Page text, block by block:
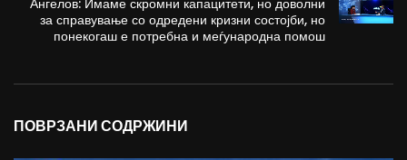
Ангелов: Имаме скромни капацитети, но доволни
за справување со одредени кризни состојби, но
понекогаш е потребна и меѓународна помош
ПОВРЗАНИ СОДРЖИНИ